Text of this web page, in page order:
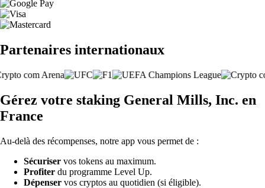
Partenaires internationaux
Gérez votre staking General Mills, Inc. en
France
Au-delà des récompenses, notre app vous permet de :
Sécuriser vos tokens au maximum.
Profiter du programme Level Up.
Dépenser vos cryptos au quotidien (si éligible).